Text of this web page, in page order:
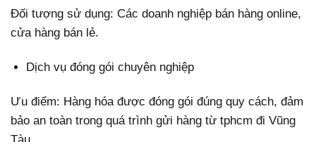
Đối tượng sử dụng: Các doanh nghiệp bán hàng online,
cửa hàng bán lẻ.
Dịch vụ đóng gói chuyên nghiệp
Ưu điểm: Hàng hóa được đóng gói đúng quy cách, đảm
bảo an toàn trong quá trình gửi hàng từ tphcm đi Vũng